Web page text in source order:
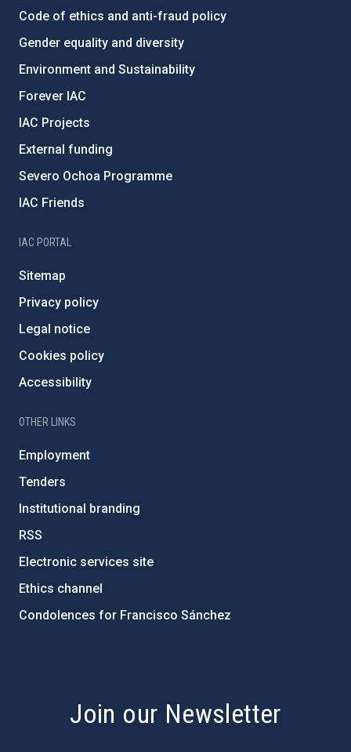
Code of ethics and anti-fraud policy
Gender equality and diversity
Environment and Sustainability
Forever IAC
IAC Projects
External funding
Severo Ochoa Programme
IAC Friends
IAC PORTAL
Sitemap
Privacy policy
Legal notice
Cookies policy
Accessibility
OTHER LINKS
Employment
Tenders
Institutional branding
RSS
Electronic services site
Ethics channel
Condolences for Francisco Sánchez
Join our Newsletter